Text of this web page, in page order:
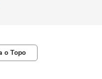
o Topo